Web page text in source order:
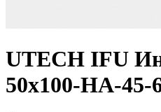
UTECH IFU
50x100-HA-45-